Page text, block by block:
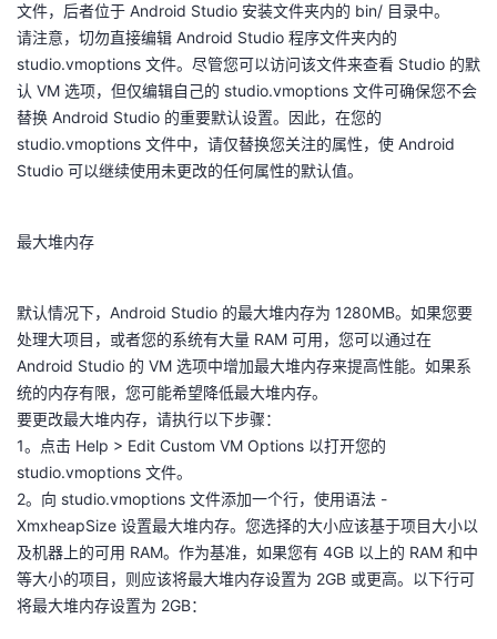
验
收
藏
议
文件，后者位于 Android Studio 安装文件夹内的 bin/ 目录中。
请注意，切勿直接编辑 Android Studio 程序文件夹内的
studio.vmoptions 文件。尽管您可以访问该文件来查看 Studio 的默
认 VM 选项，但仅编辑自己的 studio.vmoptions 文件可确保您不会
替换 Android Studio 的重要默认设置。因此，在您的
studio.vmoptions 文件中，请仅替换您关注的属性，使 Android
Studio 可以继续使用未更改的任何属性的默认值。
最大堆内存
默认情况下，Android Studio 的最大堆内存为 1280MB。如果您要
处理大项目，或者您的系统有大量 RAM 可用，您可以通过在
Android Studio 的 VM 选项中增加最大堆内存来提高性能。如果系
统的内存有限，您可能希望降低最大堆内存。
要更改最大堆内存，请执行以下步骤：
1。点击 Help > Edit Custom VM Options 以打开您的
studio.vmoptions 文件。
2。向 studio.vmoptions 文件添加一个行，使用语法 -
XmxheapSize 设置最大堆内存。您选择的大小应该基于项目大小以
及机器上的可用 RAM。作为基准，如果您有 4GB 以上的 RAM 和中
等大小的项目，则应该将最大堆内存设置为 2GB 或更高。以下行可
将最大堆内存设置为 2GB：